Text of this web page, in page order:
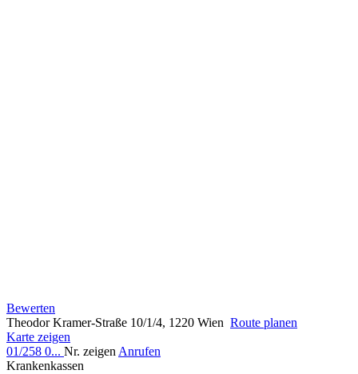
Bewerten
Theodor Kramer-Straße 10/1/4, 1220 Wien Route planen
Karte zeigen
01/258 0... Nr. zeigen Anrufen
Krankenkassen